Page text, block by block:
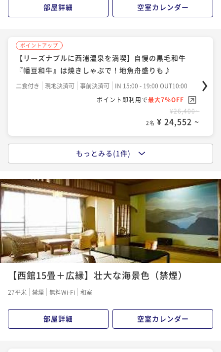
ポイント即利用で最大7％OFF
¥33,000~
ポイントアップ
【標準客室×基本プラン】三河湾を望む西浦温泉♪極
上幡豆和牛尽くしと地魚舟盛会席
事前決済可
IN 15:00 - 19:00 OUT10:00
最大7％OFF
¥37,400~
2名 ¥ 34,782 ~
部屋詳細 空室カレンダー
ポイントアップ
【リーズナブルに西浦温泉を満喫】自慢の黒毛和牛
『幡豆和牛』は焼きしゃぶで！地魚舟盛りも♪
二食付き 現地決済可 事前決済可
IN 15:00 - 19:00 OUT10:00
ポイント即利用で最大7％OFF
¥26,400~
2名 ¥ 24,552 ~
【標準客室×基本プラン】三河湾を望む西浦温泉♪極
上幡豆和牛尽くしと地魚舟盛会席
二食付き 現地決済可 事前決済可
IN 15:00 - 19:00 OUT10:00
ポイント即利用で最大7％OFF
¥35,200~
2名 ¥ 32,736 ~
もっとみる(1件)
【西館15畳＋広縁】壮大な海景色（禁煙）
27平米 禁煙 無料Wi-Fi 和室
部屋詳細 空室カレンダー